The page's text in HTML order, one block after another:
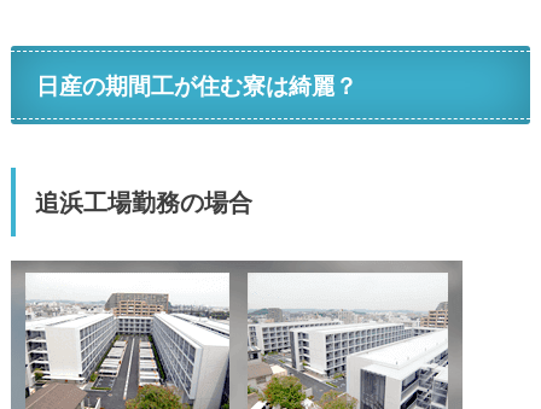
日産の期間工が住む寮は綺麗？
追浜工場勤務の場合